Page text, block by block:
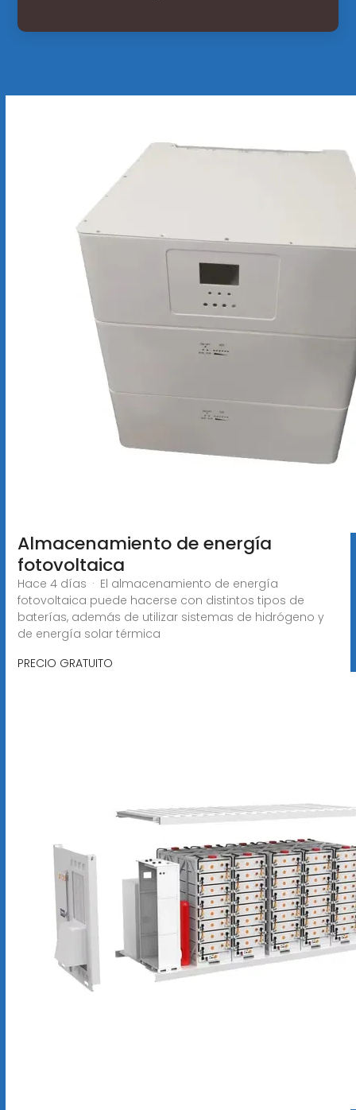
Almacenamiento de energía
fotovoltaica
Hace 4 días · El almacenamiento de energía
fotovoltaica puede hacerse con distintos tipos de
baterías, además de utilizar sistemas de hidrógeno y
de energía solar térmica
PRECIO GRATUITO